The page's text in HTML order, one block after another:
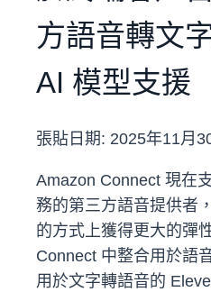
方語音轉文
AI 模型支援
張貼日期: 2025年11月
Amazon Connect 現在
務的第三方語音提供者
的方式上獲得更大的彈
Connect 中整合用於語
用於文字轉語音的